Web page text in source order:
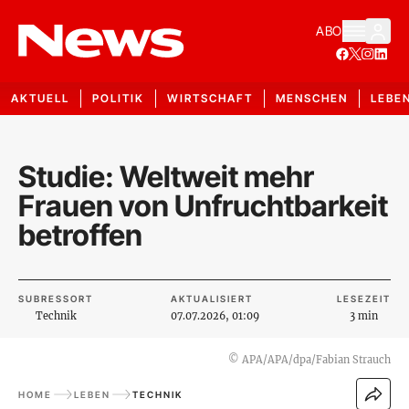
ABO
AKTUELL POLITIK WIRTSCHAFT MENSCHEN
Studie: Weltweit mehr
Frauen von Unfruchtbarkeit
betroffen
SUBRESSORT
Technik
AKTUALISIERT
07.07.2026, 01:09
LESEZEIT
3 min
© APA/APA/dpa/Fabian Strauch
HOME LEBEN TECHNIK